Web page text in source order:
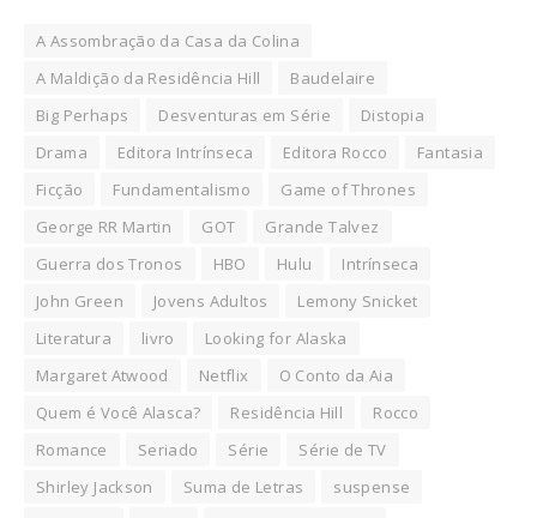
A Assombração da Casa da Colina
A Maldição da Residência Hill
Baudelaire
Big Perhaps
Desventuras em Série
Distopia
Drama
Editora Intrínseca Editora Rocco
Fantasia
Ficção
Fundamentalismo
Game of Thrones
George RR Martin
GOT
Grande Talvez
Guerra dos Tronos
HBO Hulu
Intrínseca
John Green
Jovens Adultos
Lemony Snicket
Literatura
livro
Looking for Alaska
Margaret Atwood
Netflix
O Conto da Aia
Quem é Você Alasca?
Residência Hill
Rocco
Romance
Seriado Série
Série de TV
Shirley Jackson
Suma de Letras
suspense